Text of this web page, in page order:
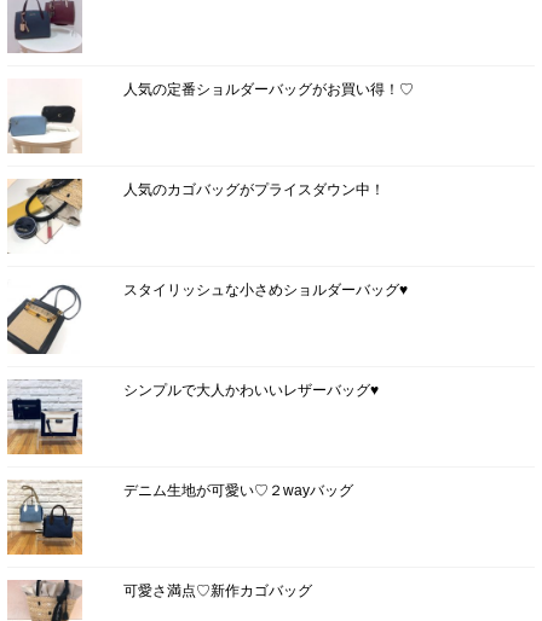
人気の定番ショルダーバッグがお買い得！♡
人気のカゴバッグがプライスダウン中！
スタイリッシュな小さめショルダーバッグ♥
シンプルで大人かわいいレザーバッグ♥
デニム生地が可愛い♡２wayバッグ
可愛さ満点♡新作カゴバッグ